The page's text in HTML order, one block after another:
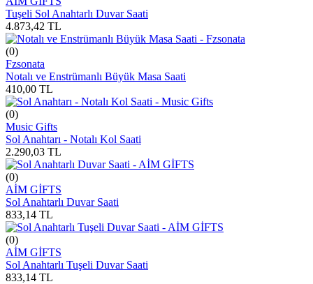
Tuşeli Sol Anahtarlı Duvar Saati
4.873,42 TL
(0)
Fzsonata
Notalı ve Enstrümanlı Büyük Masa Saati
410,00 TL
(0)
Music Gifts
Sol Anahtarı - Notalı Kol Saati
2.290,03 TL
(0)
AİM GİFTS
Sol Anahtarlı Duvar Saati
833,14 TL
(0)
AİM GİFTS
Sol Anahtarlı Tuşeli Duvar Saati
833,14 TL